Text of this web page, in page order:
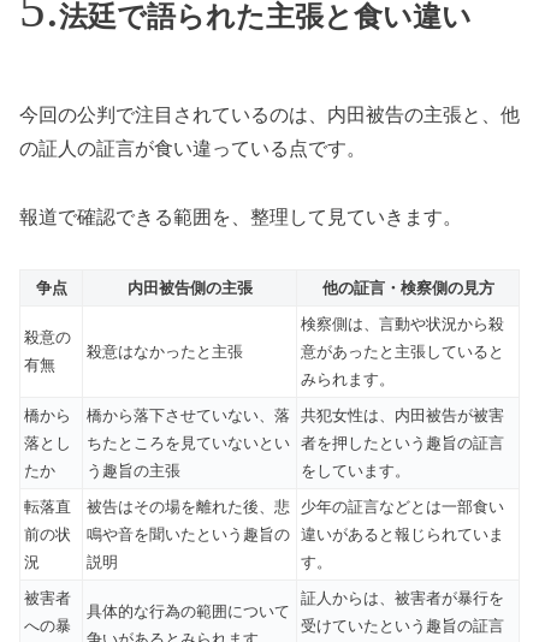
法廷で語られた主張と食い違い
今回の公判で注目されているのは、内田被告の主張と、他
の証人の証言が食い違っている点です。
報道で確認できる範囲を、整理して見ていきます。
争点 内田被告側の主張 他の証言・検察側の見方
殺意の
有無
殺意はなかったと主張
検察側は、言動や状況から殺
意があったと主張していると
みられます。
橋から
落とし
たか
橋から落下させていない、落
ちたところを見ていないとい
う趣旨の主張
共犯女性は、内田被告が被害
者を押したという趣旨の証言
をしています。
転落直
前の状
況
被告はその場を離れた後、悲
鳴や音を聞いたという趣旨の
説明
少年の証言などとは一部食い
違いがあると報じられていま
す。
被害者
への暴
具体的な行為の範囲について
証人からは、被害者が暴行を
受けていたという趣旨の証言